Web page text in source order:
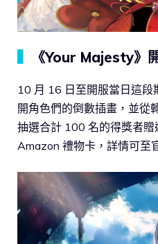
《Your Majesty》
10 月 16 日至開服當日這段
開角色們的倒數插畫，並從
抽選合計 100 名的得獎者
Amazon 禮物卡，詳情可至